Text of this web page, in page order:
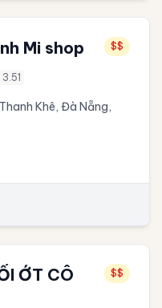
Mi shop $$
Khê, Đà Nẵng,
ỚT CÔ
$$